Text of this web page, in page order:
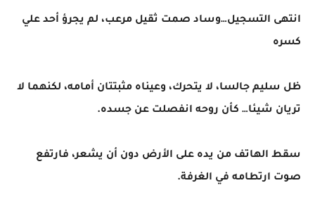
انتهى التسجيل…وساد صمت ثقيل مرعب، لم يجرؤ أحد علي
كسره
ظل سليم جالسا، لا يتحرك، وعيناه مثبتتان أمامه، لكنهما لا
تريان شيئا… كأن روحه انفصلت عن جسده.
سقط الهاتف من يده على الأرض دون أن يشعر، فارتفع
صوت ارتطامه في الغرفة.